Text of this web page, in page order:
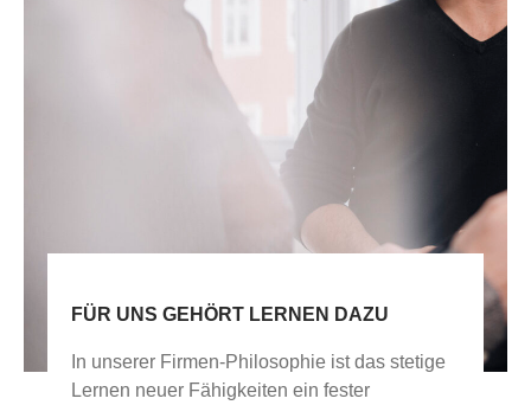
FÜR UNS GEHÖRT LERNEN DAZU
In unserer Firmen-Philosophie ist das stetige
Lernen neuer Fähigkeiten ein fester